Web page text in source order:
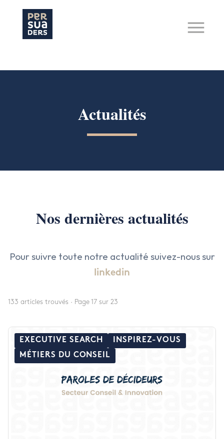
Actualités
Nos dernières actualités
Pour suivre toute notre actualité suivez-nous sur
linkedin
133 articles trouvés · Page 17 sur 23
EXECUTIVE SEARCH
INSPIREZ-VOUS
MÉTIERS DU CONSEIL
L’équipe
Audit & Conseil RH
Executive Search
NOS DOMAINES
Armement & Sécurité
NOS OFFRES